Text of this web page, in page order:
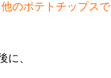
のポテトチップスで
に、